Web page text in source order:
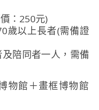
：250元)
歲以上長者(需備證
陪同者一人，需備
物館＋畫框博物館